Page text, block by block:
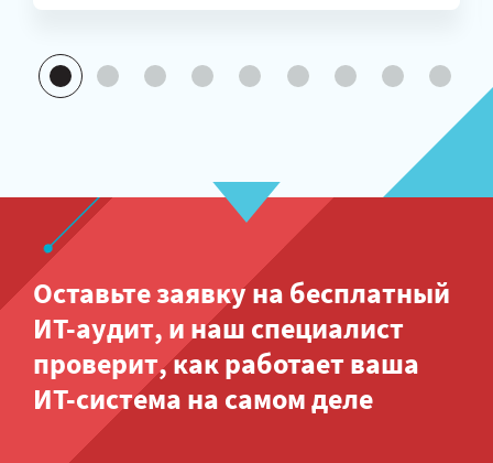
Оставьте заявку на бесплатный
ИТ-аудит, и наш специалист
проверит, как работает ваша
ИТ-система на самом деле